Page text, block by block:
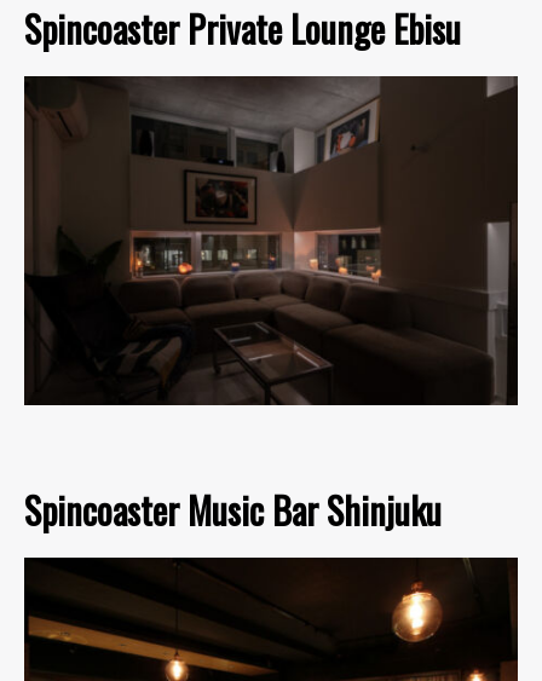
Spincoaster Private Lounge Ebisu
Spincoaster Music Bar Shinjuku